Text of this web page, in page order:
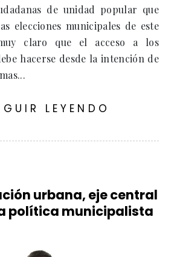
de unidad popular que
elecciones municipales de este
claro que el acceso a los
hacerse desde la intención de
LEYENDO
urbana, eje central
política municipalista